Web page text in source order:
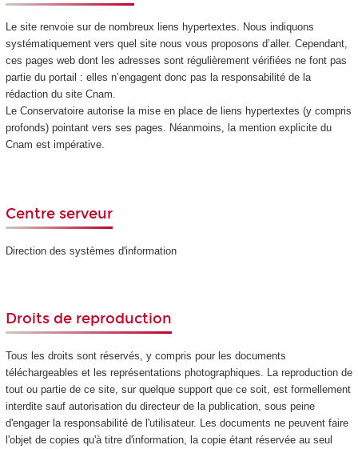
Le site renvoie sur de nombreux liens hypertextes. Nous indiquons
systématiquement vers quel site nous vous proposons d’aller. Cependant,
ces pages web dont les adresses sont régulièrement vérifiées ne font pas
partie du portail : elles n’engagent donc pas la responsabilité de la
rédaction du site Cnam.
Le Conservatoire autorise la mise en place de liens hypertextes (y compris
profonds) pointant vers ses pages. Néanmoins, la mention explicite du
Cnam est impérative.
Centre serveur
Direction des systèmes d'information
Droits de reproduction
Tous les droits sont réservés, y compris pour les documents
téléchargeables et les représentations photographiques. La reproduction de
tout ou partie de ce site, sur quelque support que ce soit, est formellement
interdite sauf autorisation du directeur de la publication, sous peine
d'engager la responsabilité de l'utilisateur. Les documents ne peuvent faire
l'objet de copies qu'à titre d'information, la copie étant réservée au seul